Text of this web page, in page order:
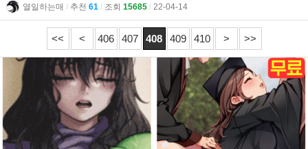
열일하는매 l 추천 61 l 조회 15685 l 22-04-14
<< < 406 407 408 409 410 > >>